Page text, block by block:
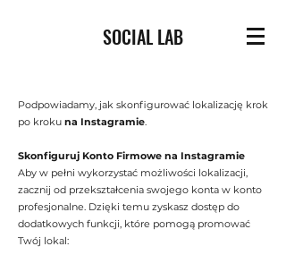
SOCIAL LAB
Podpowiadamy, jak skonfigurować lokalizację krok
po kroku na Instagramie.
Skonfiguruj Konto Firmowe na Instagramie
Aby w pełni wykorzystać możliwości lokalizacji,
zacznij od przekształcenia swojego konta w konto
profesjonalne. Dzięki temu zyskasz dostęp do
dodatkowych funkcji, które pomogą promować
Twój lokal: